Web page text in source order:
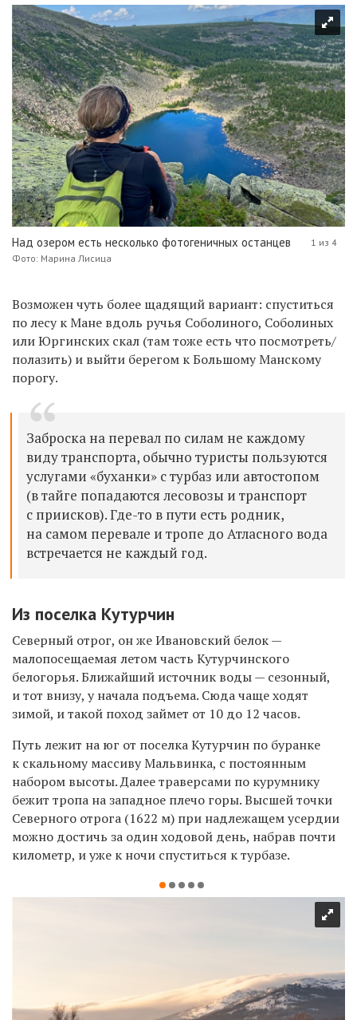
Над озером есть несколько фотогеничных останцев
Фото: Марина Лисица
1 из 4
Возможен чуть более щадящий вариант: спуститься
по лесу к Мане вдоль ручья Соболиного, Соболиных
или Юргинских скал (там тоже есть что посмотреть/
полазить) и выйти берегом к Большому Манскому
порогу.
Заброска на перевал по силам не каждому
виду транспорта, обычно туристы пользуются
услугами «буханки» с турбаз или автостопом
(в тайге попадаются лесовозы и транспорт
с приисков). Где-то в пути есть родник,
на самом перевале и тропе до Атласного вода
встречается не каждый год.
Из поселка Кутурчин
Северный отрог, он же Ивановский белок —
малопосещаемая летом часть Кутурчинского
белогорья. Ближайший источник воды — сезонный,
и тот внизу, у начала подъема. Сюда чаще ходят
зимой, и такой поход займет от 10 до 12 часов.
Путь лежит на юг от поселка Кутурчин по буранке
к скальному массиву Мальвинка, с постоянным
набором высоты. Далее траверсами по курумнику
бежит тропа на западное плечо горы. Высшей точки
Северного отрога (1622 м) при надлежащем усердии
можно достичь за один ходовой день, набрав почти
километр, и уже к ночи спуститься к турбазе.